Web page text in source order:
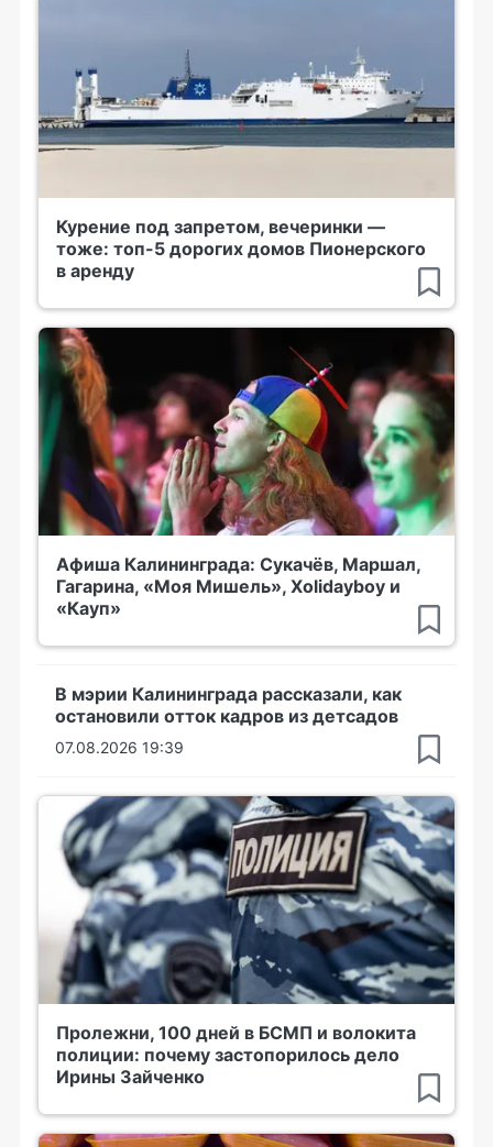
Курение под запретом, вечеринки —
тоже: топ-5 дорогих домов Пионерского
в аренду
Афиша Калининграда: Сукачёв, Маршал,
Гагарина, «Моя Мишель», Xolidayboy и
«Кауп»
В мэрии Калининграда рассказали, как
остановили отток кадров из детсадов
07.08.2026 19:39
Пролежни, 100 дней в БСМП и волокита
полиции: почему застопорилось дело
Ирины Зайченко